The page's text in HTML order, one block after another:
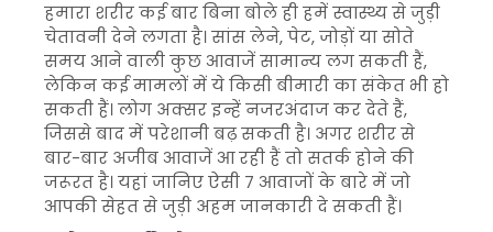
हमारा शरीर कई बार बिना बोले ही हमें स्वास्थ्य से जुड़ी
चेतावनी देने लगता है। सांस लेने, पेट, जोड़ों या सोते
समय आने वाली कुछ आवाजें सामान्य लग सकती हैं,
लेकिन कई मामलों में ये किसी बीमारी का संकेत भी हो
सकती हैं। लोग अक्सर इन्हें नजरअंदाज कर देते हैं,
जिससे बाद में परेशानी बढ़ सकती है। अगर शरीर से
बार-बार अजीब आवाजें आ रही हैं तो सतर्क होने की
जरूरत है। यहां जानिए ऐसी 7 आवाजों के बारे में जो
आपकी सेहत से जुड़ी अहम जानकारी दे सकती हैं।